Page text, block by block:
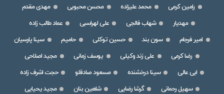
رامین کرمی
محمد علیزاده محسن محبوبی
مهدی مقدم
مهدیار
شهاب فالجی علی لهراسبی
عماد طالب زاده
امیر فرجام
سون بند حسین توکلی حامیم
سینا پارسیان
رضا کرمی
علی زند وکیلی یوسف زمانی
مجید اصلاحی
ابی عالی
سینا درخشنده مسعود صادقلو
حجت اشرف زاده
سهیل رحمانی
گرشا رضایی شاهین بنان
مجید یحیایی